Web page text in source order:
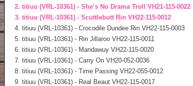
2. titiuu (VRL-10361) - She’s No Drama Troll VH21-115-0022
3. titiuu (VRL-10361) - Scuttlebutt Rin VH22-115-0012
4. titiuu (VRL-10361) - Crocodile Dundee Rin VH22-115-0003
5. titiuu (VRL-10361) - Rin Jillaroo VH22-115-0011
6. titiuu (VRL-10361) - Mandawuy VH22-115-0020
7. titiuu (VRL-10361) - Carry On VH20-052-0036
8. titiuu (VRL-10361) - Time Passing VH22-055-0012
9. titiuu (VRL-10361) - Real Beaut VH22-115-0017